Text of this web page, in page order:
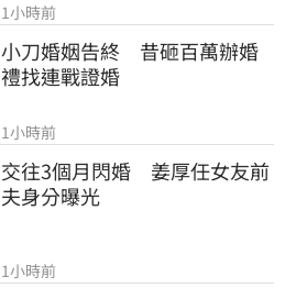
1小時前
小刀婚姻告終　昔砸百萬辦婚
禮找連戰證婚
1小時前
交往3個月閃婚　姜厚任女友前
夫身分曝光
1小時前